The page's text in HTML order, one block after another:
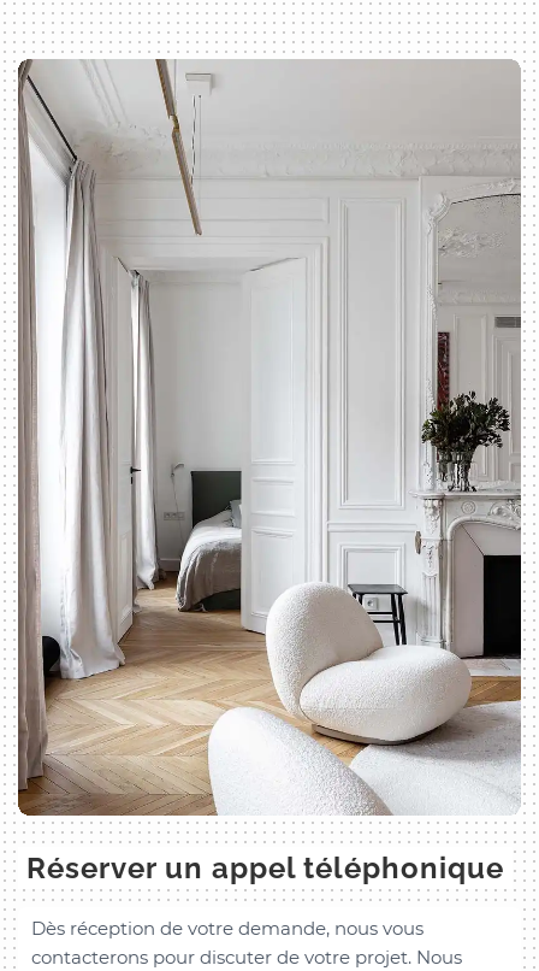
Réserver un appel téléphonique
Dès réception de votre demande, nous vous
contacterons pour discuter de votre projet. Nous